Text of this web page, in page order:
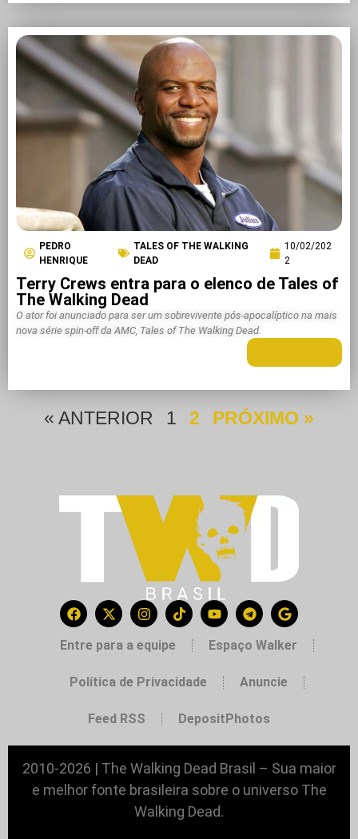
PEDRO
HENRIQUE
TALES OF THE WALKING
DEAD
10/02/202
2
Terry Crews entra para o elenco de Tales of
The Walking Dead
O ator foi anunciado para ser um sobrevivente pós-apocalíptico na mais
nova série spin-off da AMC, Tales of The Walking Dead.
« ANTERIOR 1 2 PRÓXIMO »
Entre para a equipe Espaço Walker
Política de Privacidade Anuncie
Feed RSS DepositPhotos
2010-2026 | The Walking Dead Brasil – Sua maior
e melhor fonte brasileira sobre o universo The
Walking Dead.